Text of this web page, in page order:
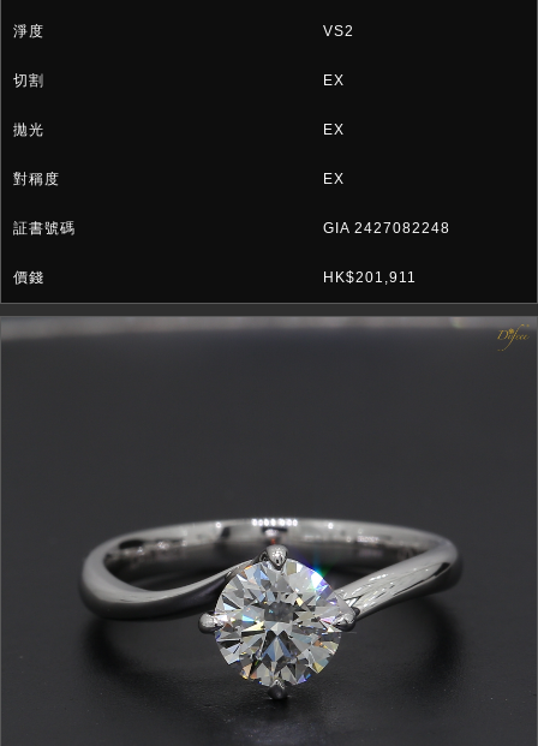
VS2
EX
EX
EX
GIA 2427082248
HK$201,911